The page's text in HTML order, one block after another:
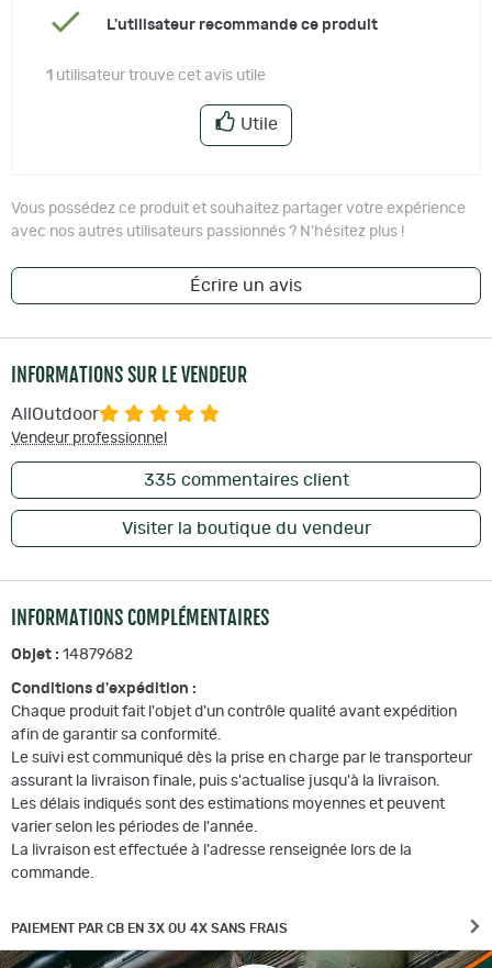
L'utilisateur recommande ce produit
1 utilisateur trouve cet avis utile
Utile
Vous possédez ce produit et souhaitez partager votre expérience
avec nos autres utilisateurs passionnés ? N'hésitez plus !
Écrire un avis
INFORMATIONS SUR LE VENDEUR
AllOutdoor
Vendeur professionnel
335 commentaires client
Visiter la boutique du vendeur
INFORMATIONS COMPLÉMENTAIRES
Objet : 14879682
Conditions d'expédition :
Chaque produit fait l'objet d'un contrôle qualité avant expédition
afin de garantir sa conformité.
Le suivi est communiqué dès la prise en charge par le transporteur
assurant la livraison finale, puis s'actualise jusqu'à la livraison.
Les délais indiqués sont des estimations moyennes et peuvent
varier selon les périodes de l'année.
La livraison est effectuée à l'adresse renseignée lors de la
commande.
PAIEMENT PAR CB EN 3X OU 4X SANS FRAIS